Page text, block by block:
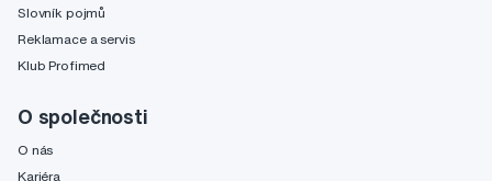
Slovník pojmů
Reklamace a servis
Klub Profimed
O společnosti
O nás
Kariéra